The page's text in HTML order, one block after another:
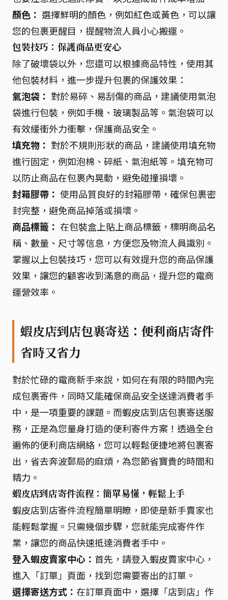
顏色： 選擇鮮明的顏色，例如紅色或黃色，可以讓
您的包裹更醒目，提醒物流人員小心搬運。
包裝技巧：保護商品更安心
除了破壞袋以外，您還可以根據商品特性，使用其
他包裝材料，進一步提升包裹的保護效果：
氣泡袋： 對於易碎、易刮傷的商品，建議使用氣泡
袋進行包裝，例如手機、玻璃製品等。氣泡袋可以
有效緩衝外力衝擊，保護商品安全。
填充物： 對於不規則形狀的商品，建議使用填充物
進行固定，例如泡棉、碎紙、氣泡紙等。填充物可
以防止商品在包裹內晃動，避免碰撞損壞。
封箱膠帶： 使用品質良好的封箱膠帶，確保包裹密
封完整，避免商品掉落或損壞。
商品標籤： 在包裝盒上貼上商品標籤，標明商品名
稱、數量、尺寸等信息，方便您及物流人員識別。
掌握以上包裝技巧，您可以有效提升您的商品保護
效果，讓您的顧客收到滿意的商品，提升您的電商
運營效率。
蝦皮店到店包裹寄送：便利商店寄件
省時又省力
對於忙碌的電商新手來說，如何在有限的時間內完
成包裹寄件，同時又能確保商品安全送達消費者手
中，是一項重要的課題。而蝦皮店到店包裹寄送服
務，正是為您量身打造的便利寄件方案！透過全台
遍佈的便利商店網絡，您可以輕鬆便捷地將包裹寄
出，省去奔波郵局的麻煩，為您節省寶貴的時間和
精力。
蝦皮店到店寄件流程：簡單易懂，輕鬆上手
蝦皮店到店寄件流程簡單明瞭，即使是新手賣家也
能輕鬆掌握。只需幾個步驟，您就能完成寄件作
業，讓您的商品快速抵達消費者手中。
登入蝦皮賣家中心： 首先，請登入蝦皮賣家中心，
進入「訂單」頁面，找到您需要寄出的訂單。
選擇寄送方式： 在訂單頁面中，選擇「店到店」作